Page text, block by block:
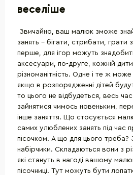
веселіше
Звичайно, ваш малюк зможе
занять - бігати, стрибати, грати
перше, для ігор можуть
аксесуари, по-друге, кожній
різноманітність. Одне і те ж
якщо в розпорядженні дітей
то цього не відбудеться, весь
зайнятися чимось новеньким,
інше заняття. Що стосується
самих улюблених занять під час
пісочком. А що для цього треба?
набірчики. Складаються вони з
які стануть в нагоді вашому
пісочниці. Тут можуть бути